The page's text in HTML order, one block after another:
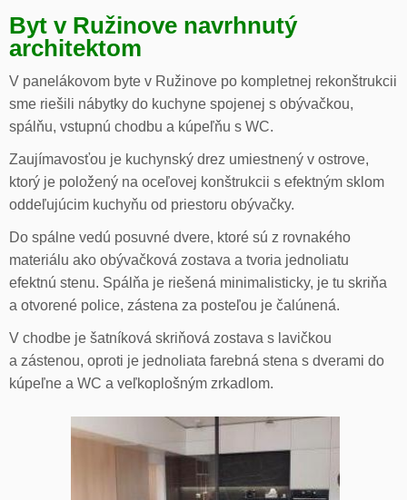
Byt v Ružinove navrhnutý
architektom
V panelákovom byte v Ružinove po kompletnej rekonštrukcii
sme riešili nábytky do kuchyne spojenej s obývačkou,
spálňu, vstupnú chodbu a kúpeľňu s WC.
Zaujímavosťou je kuchynský drez umiestnený v ostrove,
ktorý je položený na oceľovej konštrukcii s efektným sklom
oddeľujúcim kuchyňu od priestoru obývačky.
Do spálne vedú posuvné dvere, ktoré sú z rovnakého
materiálu ako obývačková zostava a tvoria jednoliatu
efektnú stenu. Spálňa je riešená minimalisticky, je tu skriňa
a otvorené police, zástena za posteľou je čalúnená.
V chodbe je šatníková skriňová zostava s lavičkou
a zástenou, oproti je jednoliata farebná stena s dverami do
kúpeľne a WC a veľkoplošným zrkadlom.